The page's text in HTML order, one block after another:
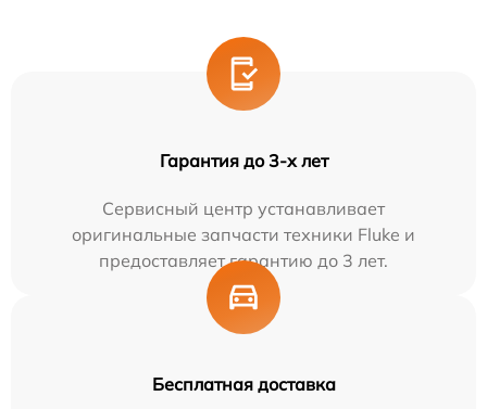
Гарантия до 3-х лет
Сервисный центр устанавливает
оригинальные запчасти техники Fluke и
предоставляет гарантию до 3 лет.
Бесплатная доставка